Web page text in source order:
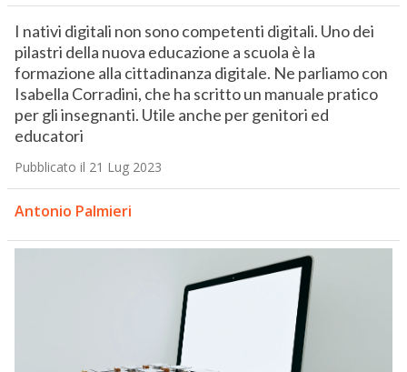
I nativi digitali non sono competenti digitali. Uno dei
pilastri della nuova educazione a scuola è la
formazione alla cittadinanza digitale. Ne parliamo con
Isabella Corradini, che ha scritto un manuale pratico
per gli insegnanti. Utile anche per genitori ed
educatori
Pubblicato il 21 Lug 2023
Antonio Palmieri